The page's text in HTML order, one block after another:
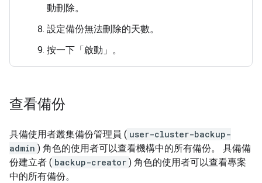
動刪除。
設定備份無法刪除的天數。
按一下「啟動」 。
查看備份
具備使用者叢集備份管理員 ( user-cluster-backup-
admin ) 角色的使用者可以查看機構中的所有備份。 具備備
份建立者 ( backup-creator ) 角色的使用者可以查看專案
中的所有備份。